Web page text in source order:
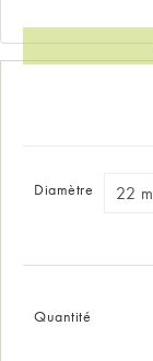
Diamètre
Quantité